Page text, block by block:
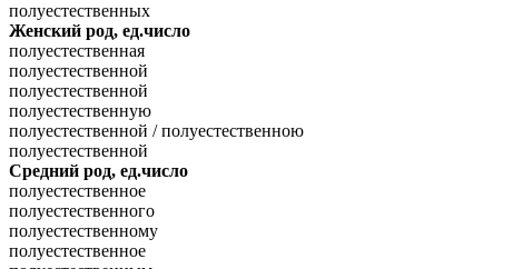
полуестественных
Женский род, ед.число
полуестественная
полуестественной
полуестественной
полуестественную
полуестественной / полуестественною
полуестественной
Средний род, ед.число
полуестественное
полуестественного
полуестественному
полуестественное